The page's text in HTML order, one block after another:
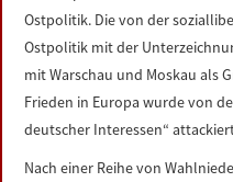
Ostpolitik. Die von der
Ostpolitik mit der
mit Warschau und Moskau als
Frieden in Europa wurde von
deutscher Interessen“
Nach einer Reihe von